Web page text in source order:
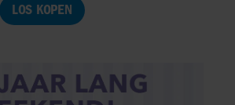
LOS KOPEN